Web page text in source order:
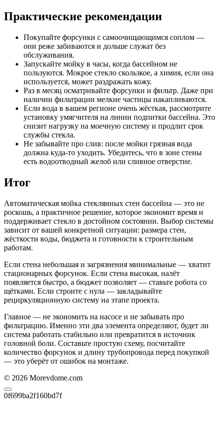
Практические рекомендации
Покупайте форсунки с самоочищающимся соплом —
они реже забиваются и дольше служат без
обслуживания.
Запускайте мойку в часы, когда бассейном не
пользуются. Мокрое стекло скользкое, а химия, если она
используется, может раздражать кожу.
Раз в месяц осматривайте форсунки и фильтр. Даже при
наличии фильтрации мелкие частицы накапливаются.
Если вода в вашем регионе очень жёсткая, рассмотрите
установку умягчителя на линии подпитки бассейна. Это
снизит нагрузку на моечную систему и продлит срок
службы стекла.
Не забывайте про слив: после мойки грязная вода
должна куда-то уходить. Убедитесь, что в зоне стены
есть водоотводный желоб или сливное отверстие.
Итог
Автоматическая мойка стеклянных стен бассейна — это не
роскошь, а практичное решение, которое экономит время и
поддерживает стекло в достойном состоянии. Выбор системы
зависит от вашей конкретной ситуации: размера стен,
жёсткости воды, бюджета и готовности к строительным
работам.
Если стена небольшая и загрязнения минимальные — хватит
стационарных форсунок. Если стена высокая, налёт
появляется быстро, а бюджет позволяет — ставьте робота со
щётками. Если строите с нула — закладывайте
рециркуляционную систему на этапе проекта.
Главное — не экономить на насосе и не забывать про
фильтрацию. Именно эти два элемента определяют, будет ли
система работать стабильно или превратится в источник
головной боли. Составьте простую схему, посчитайте
количество форсунок и длину трубопровода перед покупкой
— это уберёт от ошибок на монтаже.
© 2026 Morevdome.com
0f699ba2f160bd7f